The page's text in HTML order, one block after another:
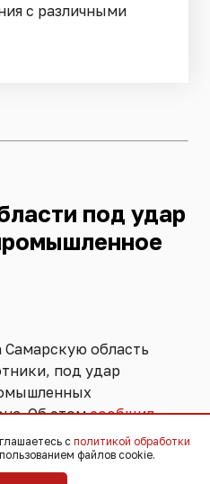
с различными
под удар
Самарскую область
под удар
Об этомсообщил
Вячеслав
с политикой обработки
файлов cookie.